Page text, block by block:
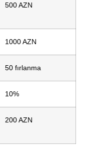
500 AZN
1000 AZN
50 fırlanma
10%
200 AZN